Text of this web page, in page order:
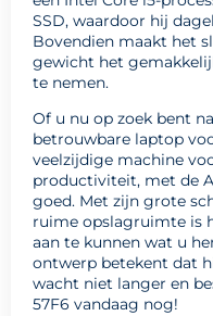
SSD, waardoor hij
Bovendien maakt het
gewicht het
te nemen.
Of u nu op zoek bent
betrouwbare laptop
veelzijdige machine
productiviteit, met de
goed. Met zijn grote
ruime opslagruimte is
aan te kunnen wat u
ontwerp betekent dat
wacht niet langer en
57F6 vandaag nog!